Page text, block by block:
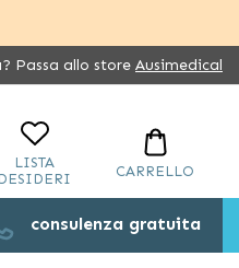
Passa allo store Ausimedical
LISTA
DESIDERI
CARRELLO
consulenza gratuita